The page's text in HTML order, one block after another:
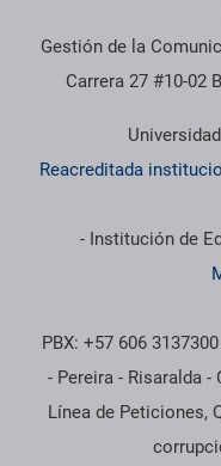
Gestión de la
Carrera 27 #10-02
Reacreditada
- Institución de
PBX: +57 606
- Pereira - Risaralda
Línea de Peticiones,